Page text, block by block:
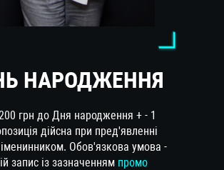
НАРОДЖЕННЯ
грн до Дня народження + - 1
дійсна при пред'явленні
Обов'язкова умова -
запис із зазначенням промо